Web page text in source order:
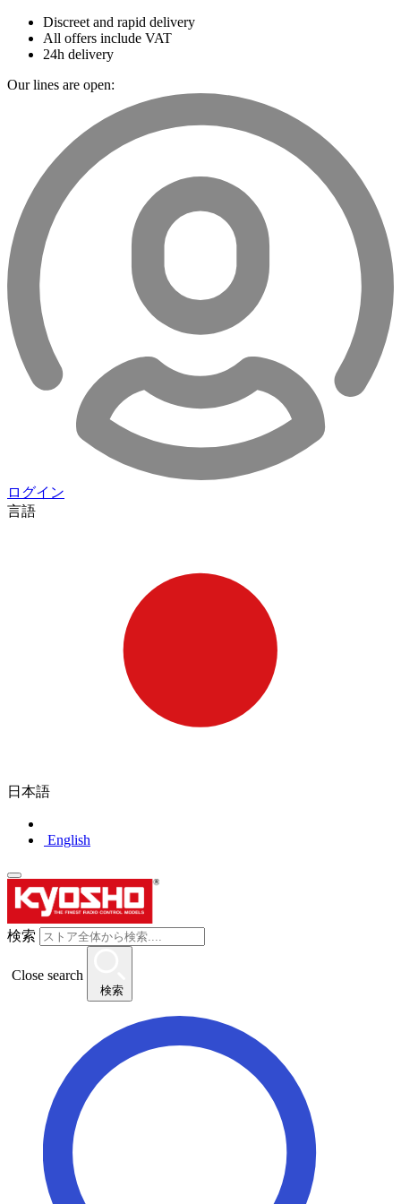
Discreet and rapid delivery
All offers include VAT
24h delivery
Our lines are open:
ログイン
言語
日本語
English
検索
Close search
検索